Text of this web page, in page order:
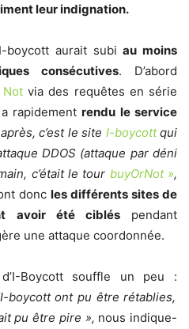
leur indignation.
boycott aurait subiau moins
consécutives. D’abord
Notvia des requêtes en série
rapidementrendu le service
c’est le site I-boycottqui
DDOS (attaque par déni
c’était le tour buyOrNot »,
donc les différents sites de
avoir été cibléspendant
une attaque coordonnée.
Boycott souffle un peu :
boycott ont pu être rétablies,
pu être pire », nous indique-